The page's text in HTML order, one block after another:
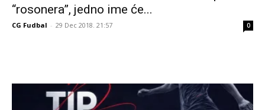
“rosonera”, jedno ime će...
CG Fudbal - 29 Dec 2018. 21:57 0